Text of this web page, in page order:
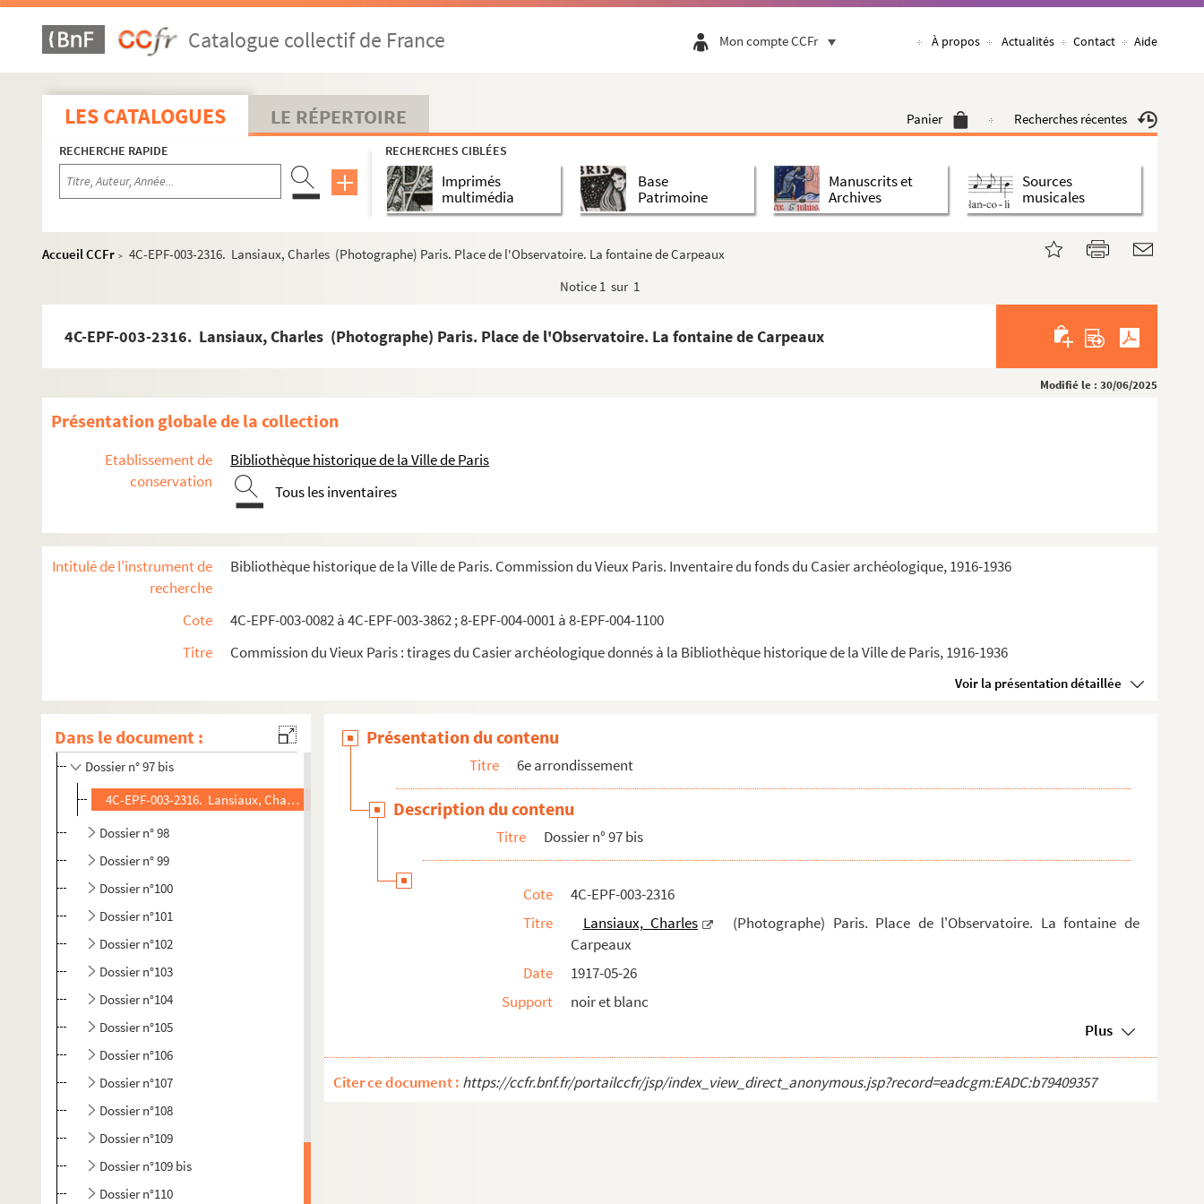
Catalogue collectif de France Mon compte CCFr À propos Actualités Contact Aide
LES CATALOGUES LE RÉPERTOIRE Panier Recherches récentes
RECHERCHE RAPIDE RECHERCHES CIBLÉES
Imprimés
multimédia
Base
Patrimoine
Manuscrits et
Archives
Sources
musicales
Accueil CCFr > 4C-EPF-003-2316. Lansiaux, Charles (Photographe) Paris. Place de l'Observatoire. La fontaine de Carpeaux
Notice 1 sur 1
4C-EPF-003-2316. Lansiaux, Charles (Photographe) Paris. Place de l'Observatoire. La fontaine de Carpeaux
Modifié le : 30/06/2025
Présentation globale de la collection
Etablissement de
conservation
Bibliothèque historique de la Ville de Paris
Tous les inventaires
Intitulé de l'instrument de
recherche
Bibliothèque historique de la Ville de Paris. Commission du Vieux Paris. Inventaire du fonds du Casier archéologique, 1916-1936
Cote
4C-EPF-003-0082 à 4C-EPF-003-3862 ; 8-EPF-004-0001 à 8-EPF-004-1100
Titre
Commission du Vieux Paris : tirages du Casier archéologique donnés à la Bibliothèque historique de la Ville de Paris, 1916-1936
Voir la présentation détaillée
Dans le document :
Dossier n° 71
Dossier n° 72
Dossier n° 73
Dossier n° 73 bis
Dossier n° 74
Dossier n° 75
Dossier n° 85
Dossier n° 86
Dossier n° 88
Dossier n° 90
Dossier n° 91
Dossier n° 96
Dossier n° 97
Dossier n° 97 bis
4C-EPF-003-2316. Lansiaux, Charles (Photographe) Paris. Place de l'Observatoire. La fontaine de Carpeaux
Dossier n° 98
Dossier n° 99
Dossier n°100
Dossier n°101
Dossier n°102
Dossier n°103
Dossier n°104
Dossier n°105
Dossier n°106
Dossier n°107
Dossier n°108
Dossier n°109
Dossier n°109 bis
Dossier n°110
Présentation du contenu
Titre 6e arrondissement
Description du contenu
Titre Dossier n° 97 bis
Cote
4C-EPF-003-2316
Titre
Lansiaux, Charles
(Photographe) Paris. Place de l'Observatoire. La fontaine de
Carpeaux
Date
1917-05-26
Support
noir et blanc
Plus
Citer ce document : https://ccfr.bnf.fr/portailccfr/jsp/index_view_direct_anonymous.jsp?record=eadcgm:EADC:b79409357